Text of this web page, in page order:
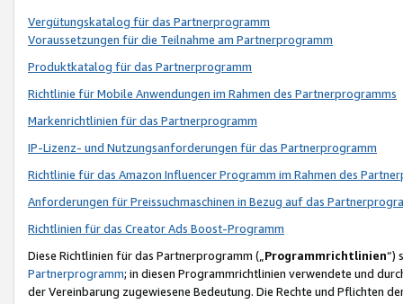
Vergütungskatalog für das Partnerprogramm
Voraussetzungen für die Teilnahme am Partnerprogramm
Produktkatalog für das Partnerprogramm
Richtlinie für Mobile Anwendungen im Rahmen des Partnerprogramms
Markenrichtlinien für das Partnerprogramm
IP-Lizenz- und Nutzungsanforderungen für das Partnerprogramm
Richtlinie für das Amazon Influencer Programm im Rahmen des
Anforderungen für Preissuchmaschinen in Bezug auf das
Richtlinien für das Creator Ads Boost-Programm
Diese Richtlinien für das Partnerprogramm („Programmrichtlinien“)
Partnerprogramm; in diesen Programmrichtlinien verwendete und
der Vereinbarung zugewiesene Bedeutung. Die Rechte und Pflichten